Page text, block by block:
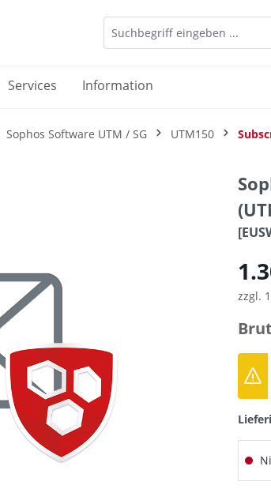
Services Information
Sophos Software UTM / SG UTM150
zzgl.